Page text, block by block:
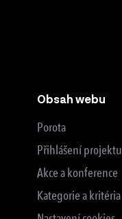
Obsah webu
Porota
Přihlášení projektu
Akce a konference
Kategorie a kritéria